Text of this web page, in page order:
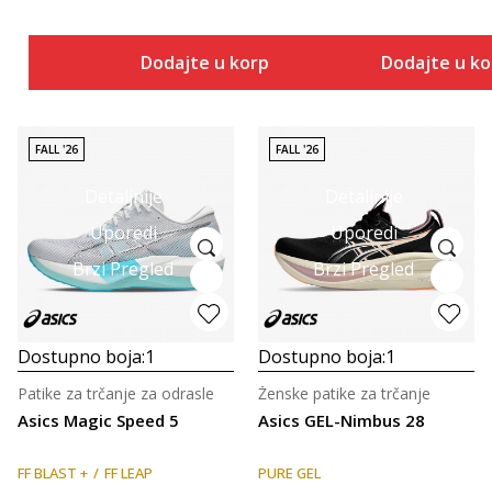
Dodajte u korpu Dodajte u
Detaljnije
Uporedi
Brzi Pregled
FALL '26
Dostupno boja:1
Asics Magic Speed 5
Patike za trčanje za odrasle
FF BLAST + FF LEAP
Detaljnije
Uporedi
Brzi Pregled
FALL '26
Dostupno boja:1
Asics GEL-Nimbus 28
Ženske patike za trčanje
PURE GEL